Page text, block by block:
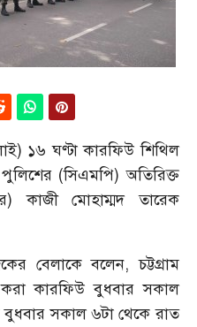
১৬ ঘণ্টা কারফিউ শিথিল
পুলিশের (সিএমপি) অতিরিক্ত
কাজী মোহাম্মদ তারেক
বেলাকে বলেন, চট্টগ্রাম
করা কারফিউ বুধবার সকাল
বুধবার সকাল ৬টা থেকে রাত